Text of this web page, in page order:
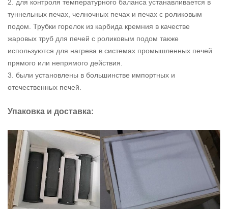
2. для контроля температурного баланса устанавливается в
туннельных печах, челночных печах и печах с роликовым
подом. Трубки горелок из карбида кремния в качестве
жаровых труб для печей с роликовым подом также
используются для нагрева в системах промышленных печей
прямого или непрямого действия.
3. были установлены в большинстве импортных и
отечественных печей.
Упаковка и доставка: